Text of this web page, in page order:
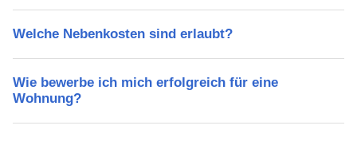
Welche Nebenkosten sind erlaubt?
Wie bewerbe ich mich erfolgreich für eine
Wohnung?